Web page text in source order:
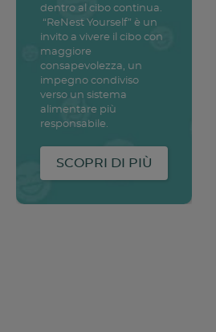
dentro al cibo continua.
“ReNest Yourself” è un
invito a vivere il cibo con
maggiore
consapevolezza, un
impegno condiviso
verso un sistema
alimentare più
responsabile.
SCOPRI DI PIÙ